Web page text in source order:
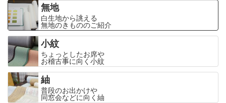
無地
白生地から誂える
無地のきもののご紹介
小紋
ちょっとしたお席や
お稽古事に向く小紋
紬
普段のお出かけや
同窓会などに向く紬